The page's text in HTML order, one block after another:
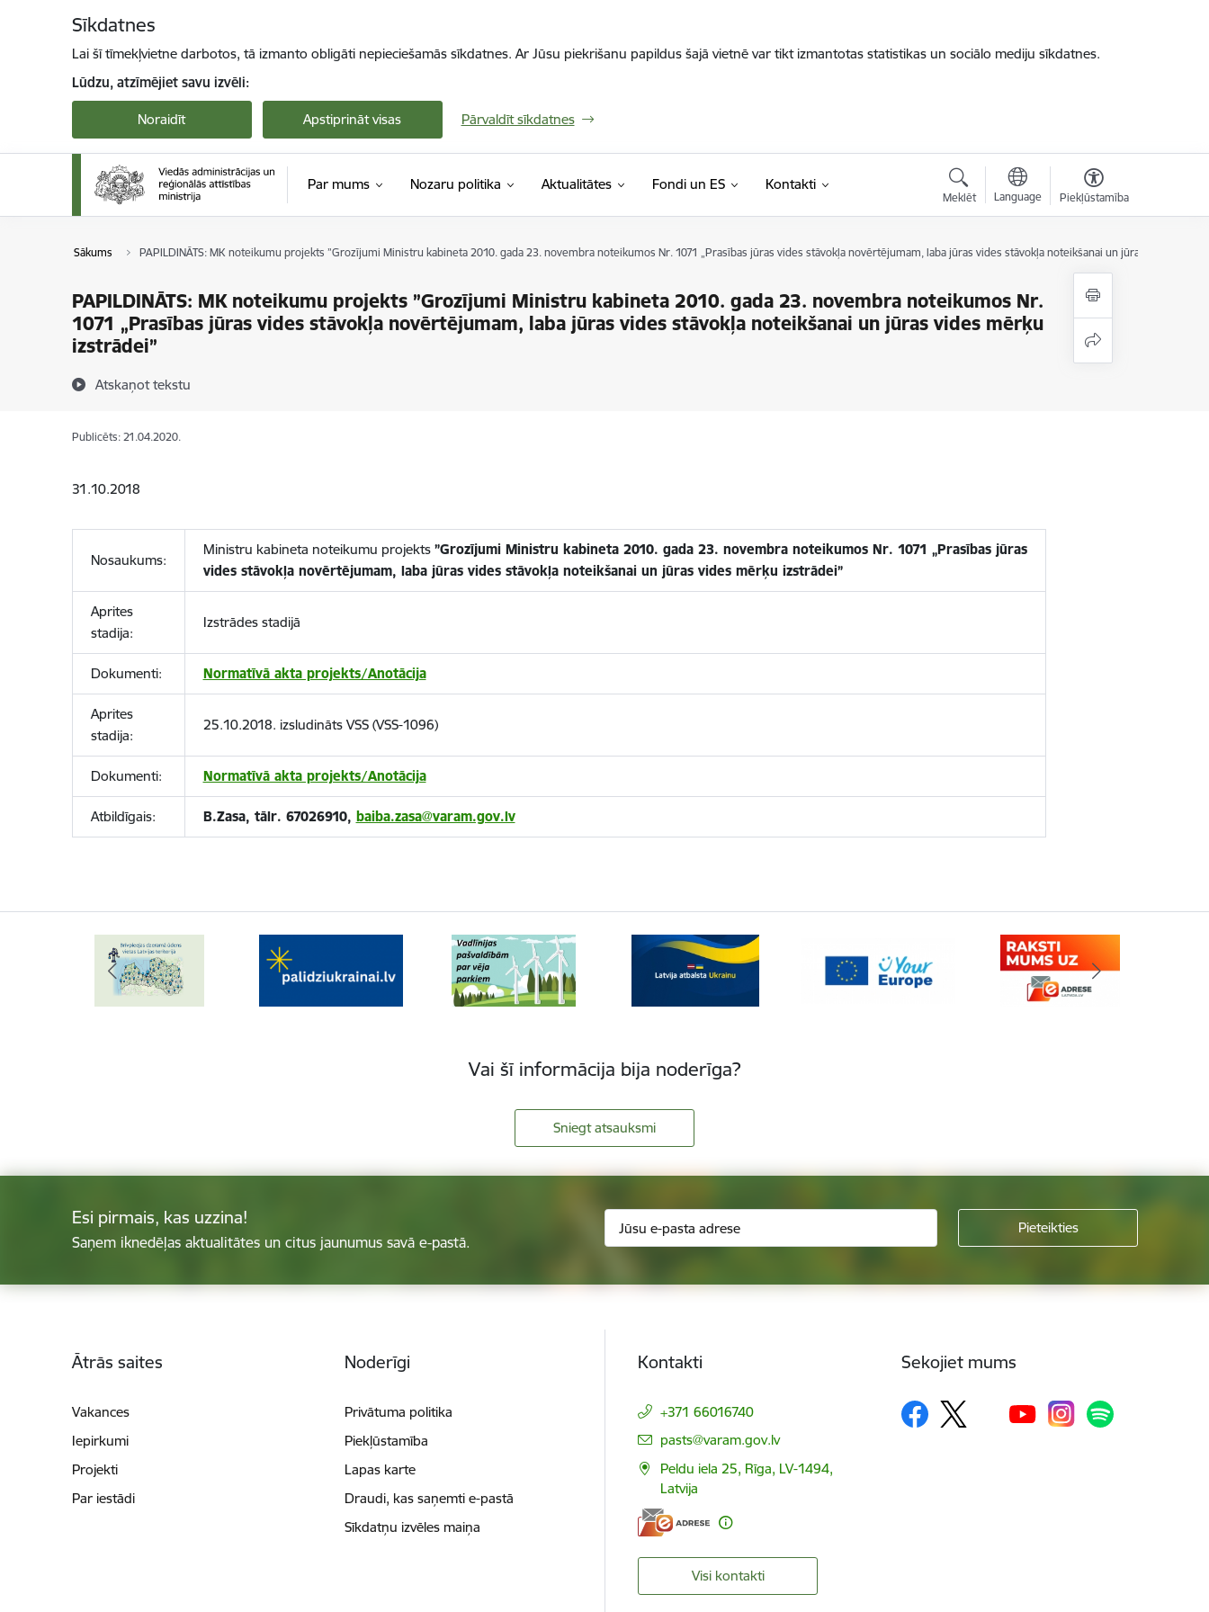
Sīkdatnes
Lai šī tīmekļvietne darbotos, tā izmanto obligāti nepieciešamās sīkdatnes. Ar Jūsu piekrišanu papildus šajā vietnē var tikt izmantotas statistikas un sociālo mediju sīkdatnes.
Lūdzu, atzīmējiet savu izvēli:
Noraidīt Apstiprināt visas Pārvaldīt sīkdatnes
Par mums Nozaru politika Aktualitātes Fondi un ES Kontakti
Meklēt Language Piekļūstamība
Sākums PAPILDINĀTS: MK noteikumu projekts ”Grozījumi Ministru kabineta 2010. gada 23. novembra noteikumos Nr. 1071 „Prasības jūras vides stāvokļa novērtējumam, laba jūras vides stāvokļa noteikšanai un jūras vides
PAPILDINĀTS: MK noteikumu projekts ”Grozījumi Ministru kabineta 2010. gada 23. novembra noteikumos Nr.
1071 „Prasības jūras vides stāvokļa novērtējumam, laba jūras vides stāvokļa noteikšanai un jūras vides mērķu
izstrādei”
Atskaņot tekstu
Publicēts: 21.04.2020.
31.10.2018
Nosaukums:
Ministru kabineta noteikumu projekts ”Grozījumi Ministru kabineta 2010. gada 23. novembra noteikumos Nr. 1071 „Prasības jūras
vides stāvokļa novērtējumam, laba jūras vides stāvokļa noteikšanai un jūras vides mērķu izstrādei”
Aprites
stadija:
Izstrādes stadijā
Dokumenti: Normatīvā akta projekts/Anotācija
Aprites
stadija:
25.10.2018. izsludināts VSS (VSS-1096)
Dokumenti: Normatīvā akta projekts/Anotācija
Atbildīgais: B.Zasa, tālr. 67026910, baiba.zasa@varam.gov.lv
Vai šī informācija bija noderīga?
Sniegt atsauksmi
Esi pirmais, kas uzzina!
Saņem iknedēļas aktualitātes un citus jaunumus savā e-pastā.
Ātrās saites
Vakances
Iepirkumi
Projekti
Par iestādi
Noderīgi
Privātuma politika
Piekļūstamība
Lapas karte
Draudi, kas saņemti e-pastā
Sīkdatņu izvēles maiņa
Kontakti
+371 66016740
E-pasts:
pasts@varam.gov.lv
Peldu iela 25, Rīga, LV-1494,
Latvija
Visi kontakti
Sekojiet mums